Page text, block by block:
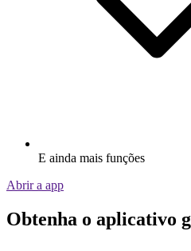
E ainda mais funções
Abrir a app
Obtenha o aplicativo